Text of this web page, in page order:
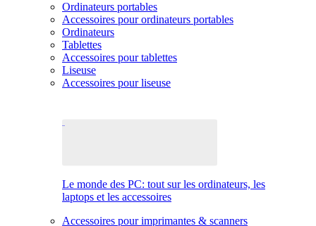
Ordinateurs portables
Accessoires pour ordinateurs portables
Ordinateurs
Tablettes
Accessoires pour tablettes
Liseuse
Accessoires pour liseuse
Le monde des PC: tout sur les ordinateurs, les
laptops et les accessoires
Accessoires pour imprimantes & scanners